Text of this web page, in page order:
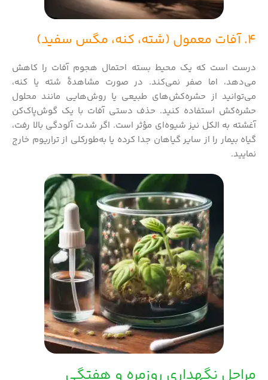
4. آفات معمول (شته، کنه، مگس سفید)
درست است که یک محیط بسته احتمال هجوم آفات را کاهش
می‌دهد، اما صفر نمی‌کند. در صورت مشاهدهٔ شته یا کنه،
می‌توانید از حشره‌کش‌های طبیعی یا روش‌هایی مانند محلول
حشره‌کش استفاده کنید. حذف دستی آفات با یک گوش‌پاک‌کن
آغشته به الکل نیز شیوه‌ای مؤثر است. اگر شدت آلودگی بالا رفت،
گیاه بیمار را از سایر گیاهان جدا کرده یا به‌طورکلی از تراریوم خارج
نمایید.
مراحل نگهداری روزمره و هفتگی